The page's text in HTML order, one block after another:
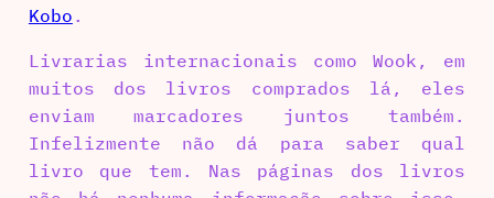
Kobo .
Livrarias internacionais como Wook, em
muitos dos livros comprados lá, eles
enviam marcadores juntos também.
Infelizmente não dá para saber qual
livro que tem. Nas páginas dos livros